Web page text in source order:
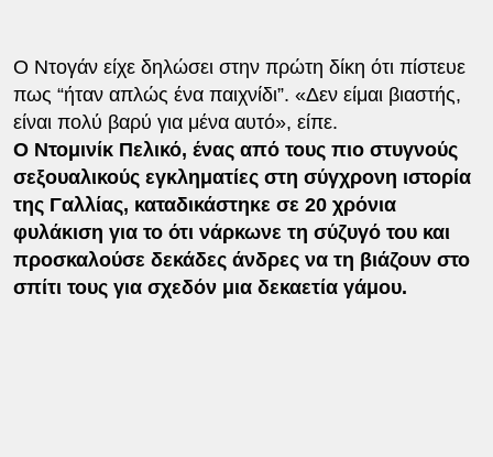
Ο Ντογάν είχε δηλώσει στην πρώτη δίκη ότι πίστευε
πως “ήταν απλώς ένα παιχνίδι”. «Δεν είμαι βιαστής,
είναι πολύ βαρύ για μένα αυτό», είπε.
Ο Ντομινίκ Πελικό, ένας από τους πιο στυγνούς
σεξουαλικούς εγκληματίες στη σύγχρονη ιστορία
της Γαλλίας, καταδικάστηκε σε 20 χρόνια
φυλάκιση για το ότι νάρκωνε τη σύζυγό του και
προσκαλούσε δεκάδες άνδρες να τη βιάζουν στο
σπίτι τους για σχεδόν μια δεκαετία γάμου.